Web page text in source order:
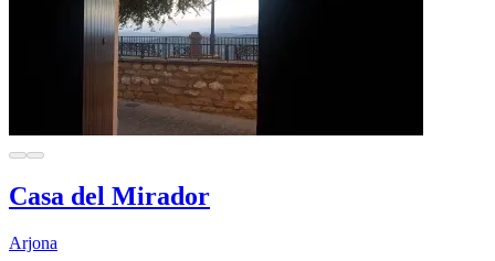
Casa del Mirador
Arjona